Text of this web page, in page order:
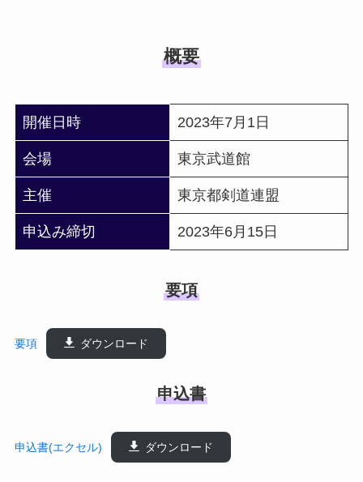
概要
開催日時 2023年7月1日
会場 東京武道館
主催 東京都剣道連盟
申込み締切 2023年6月15日
要項
要項 ダウンロード
申込書
申込書(エクセル) ダウンロード